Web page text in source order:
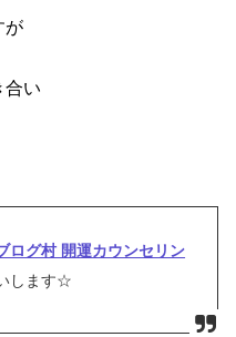
が
合い
ログ村 開運カウンセリン
します☆